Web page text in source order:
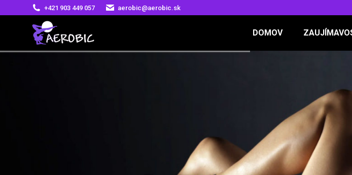
+421 903 449 057 aerobic@aerobic.sk
DOMOV